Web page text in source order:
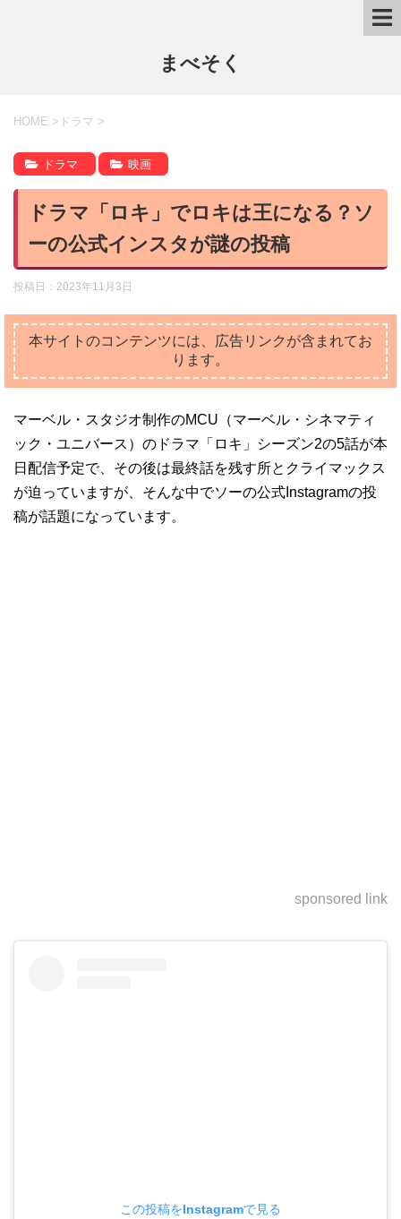
まべそく
HOME > ドラマ >
ドラマ 映画
ドラマ「ロキ」でロキは王になる？ソ
ーの公式インスタが謎の投稿
投稿日： 2023年11月3日
本サイトのコンテンツには、広告リンクが含まれてお
ります。
マーベル・スタジオ制作のMCU（マーベル・シネマティ
ック・ユニバース）のドラマ「ロキ」シーズン2の5話が本
日配信予定で、その後は最終話を残す所とクライマックス
が迫っていますが、そんな中でソーの公式Instagramの投
稿が話題になっています。
sponsored link
この投稿をInstagramで見る